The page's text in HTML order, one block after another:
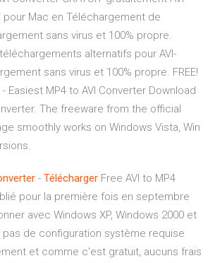
pour Mac en Téléchargement de
sans virus et 100% propre.
alternatifs pour AVI-
sans virus et 100% propre. FREE!
- Easiest MP4 to AVI Converter Download
The freeware from the official
smoothly works on Windows Vista, Win
- Télécharger Free AVI to MP4
pour la première fois en septembre
avec Windows XP, Windows 2000 et
pas de configuration système requise
et comme c'est gratuit, aucuns frais